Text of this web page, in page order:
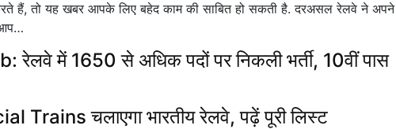
हैं, तो यह खबर आपके लिए बहेद काम की साबित हो सकती है. दरअसल रेलवे ने अपने
आप…
में 1650 से अधिक पदों पर निकली भर्ती, 10वीं पास
Trains चलाएगा भारतीय रेलवे, पढ़ें पूरी लिस्ट